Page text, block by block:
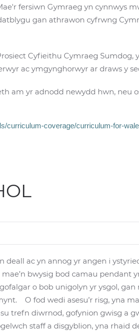
fersiwn Gymraeg yn cynnwys
gan athrawon cyfrwng
Cyfieithu Cymraeg Sumdog,
ac ymgynghorwyr ar draws y
am yr adnodd newydd hwn, neu
curriculum-coverage/curriculum-for-
deall ac yn annog yr angen i
bwysig bod camau pendant
o bob unigolyn yr ysgol, gan
O fod wedi asesu’r risg, yna
trefn diwrnod, gofynion gwisg a
staff a disgyblion, yna rhaid